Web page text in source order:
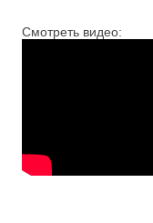
Смотреть видео: